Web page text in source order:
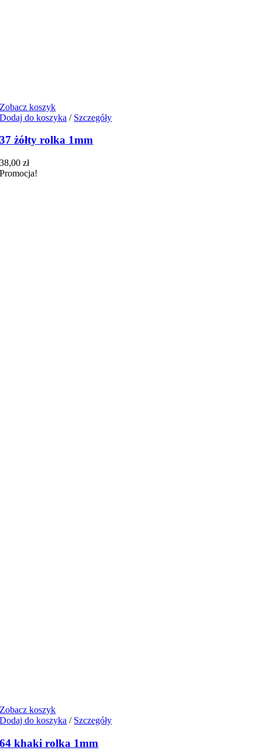
Zobacz koszyk
Dodaj do koszyka / Szczegóły
37 żółty rolka 1mm
38,00zł
Promocja!
Zobacz koszyk
Dodaj do koszyka / Szczegóły
64 khaki rolka 1mm